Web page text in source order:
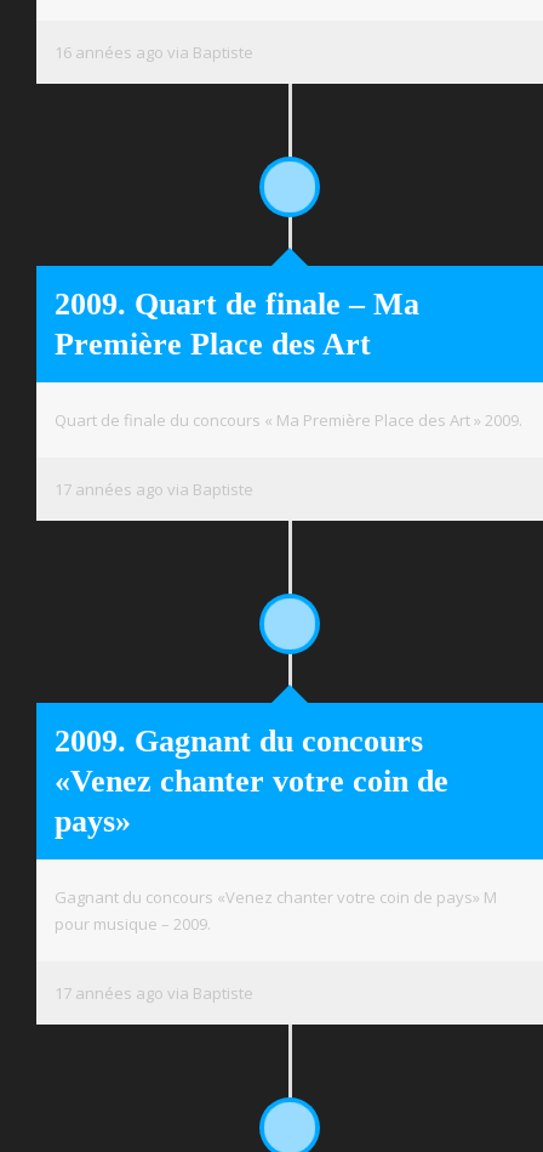
16 années ago via Baptiste
2009. Quart de finale – Ma
Première Place des Art
Quart de finale du concours « Ma Première Place des Art » 2009.
17 années ago via Baptiste
2009. Gagnant du concours
«Venez chanter votre coin de
pays»
Gagnant du concours «Venez chanter votre coin de pays» M
pour musique – 2009.
17 années ago via Baptiste